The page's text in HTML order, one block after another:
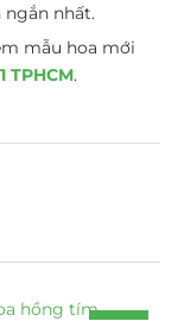
nhất.
mẫu hoa mới
TPHCM.
-15%